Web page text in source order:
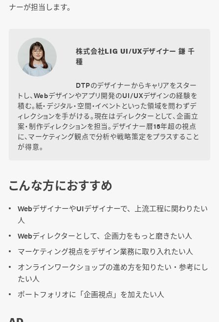
ナーが担当します。
株式会社LIG UI/UXデザイナー 鎌 千
種
DTPのデザイナーからキャリアをスター
トし、Webデザインやアプリ開発のUI/UXデザインの経験を
積む。紙・デジタル・空間・イベントといった領域を問わずデ
ィレクションを手がける。現在はディレクターとして、企画立
案・制作ディレクションを担当。デザイナー暦15年超の視点
に、マーケティング観点で分析や戦略策定をプラスすること
が得意。
こんな方におすすめ
WebデザイナーやUIデザイナーで、上流工程に関わりたい
人
Webディレクターとして、企画力をもっと磨きたい人
マーケティング視点をデザイン業務に取り入れたい人
オンラインワークショップの進め方を知りたい・参考にし
たい人
ポートフォリオに「企画視点」を加えたい人